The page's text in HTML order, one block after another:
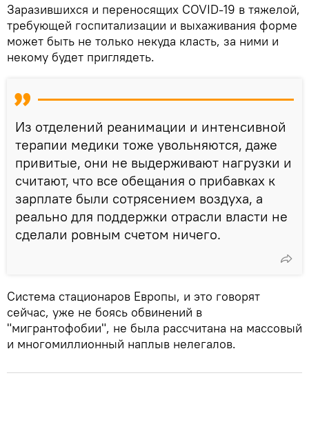
Заразившихся и переносящих COVID-19 в тяжелой,
требующей госпитализации и выхаживания форме
может быть не только некуда класть, за ними и
некому будет приглядеть.
Из отделений реанимации и интенсивной
терапии медики тоже увольняются, даже
привитые, они не выдерживают нагрузки и
считают, что все обещания о прибавках к
зарплате были сотрясением воздуха, а
реально для поддержки отрасли власти не
сделали ровным счетом ничего.
Система стационаров Европы, и это говорят
сейчас, уже не боясь обвинений в
"мигрантофобии", не была рассчитана на массовый
и многомиллионный наплыв нелегалов.